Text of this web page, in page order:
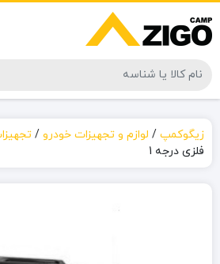
زیگوکمپ / لوازم و تجهیزات خودرو /
فلزی درجه 1